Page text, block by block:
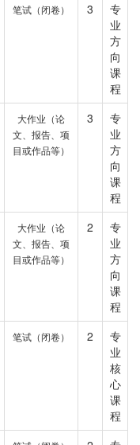
笔试（闭卷） 3
专
业
方
向
课
程
大作业（论
文、报告、项
目或作品等）
3
专
业
方
向
课
程
大作业（论
文、报告、项
目或作品等）
2
专
业
方
向
课
程
笔试（闭卷） 2
专
业
核
心
课
程